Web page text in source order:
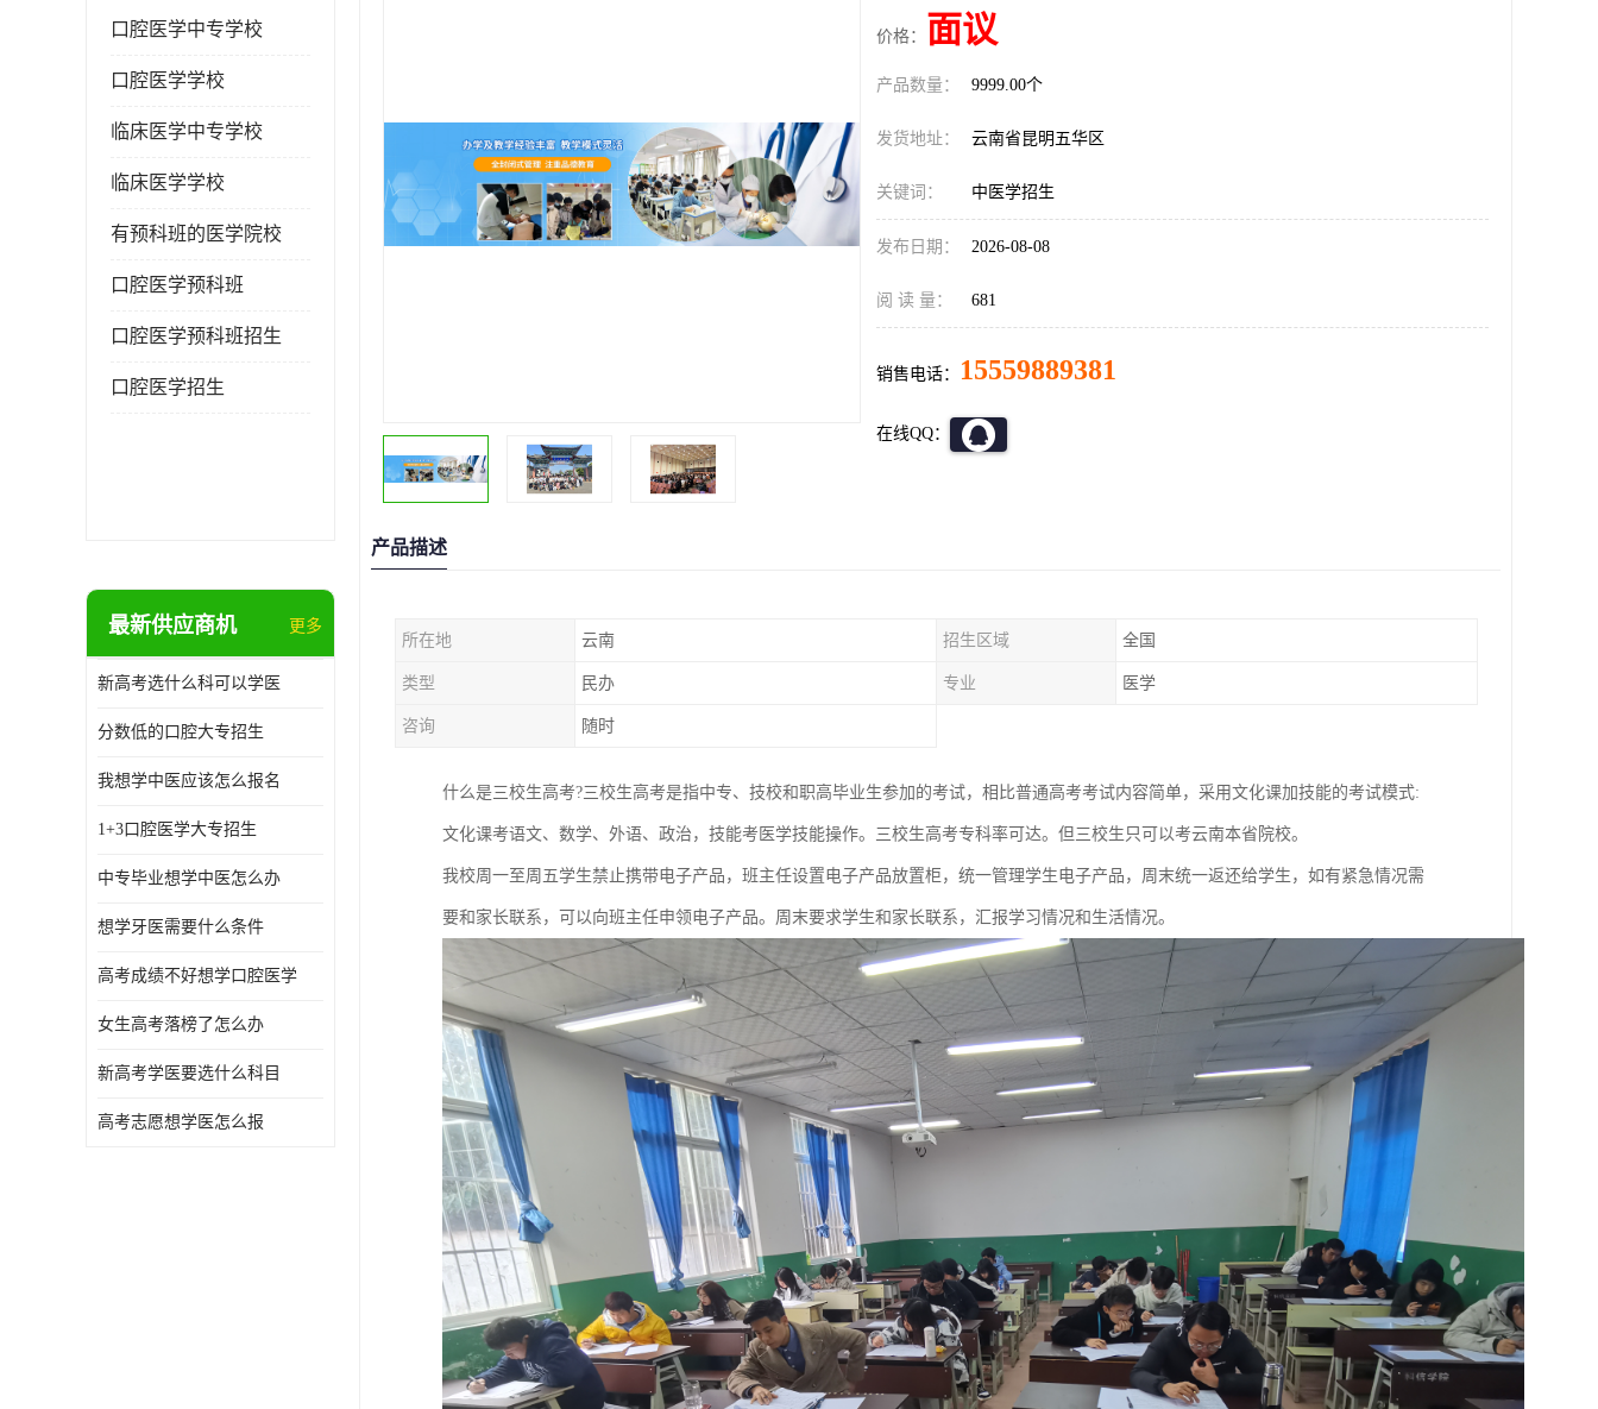
口腔医学中专学校
口腔医学学校
临床医学中专学校
临床医学学校
有预科班的医学院校
口腔医学预科班
口腔医学预科班招生
口腔医学招生
最新供应商机 更多
新高考选什么科可以学医
分数低的口腔大专招生
我想学中医应该怎么报名
1+3口腔医学大专招生
中专毕业想学中医怎么办
想学牙医需要什么条件
高考成绩不好想学口腔医学
女生高考落榜了怎么办
新高考学医要选什么科目
高考志愿想学医怎么报
价格： 面议
产品数量： 9999.00个
发货地址： 云南省昆明五华区
关键词： 中医学招生
发布日期： 2026-08-08
阅 读 量： 681
销售电话： 15559889381
在线QQ：
产品描述
所在地 云南 招生区域 全国
类型 民办 专业 医学
咨询 随时
什么是三校生高考?三校生高考是指中专、技校和职高毕业生参加的考试，相比普通高考考试内容简单，采用文化课加技能的考试模式:
文化课考语文、数学、外语、政治，技能考医学技能操作。三校生高考专科率可达。但三校生只可以考云南本省院校。
我校周一至周五学生禁止携带电子产品，班主任设置电子产品放置柜，统一管理学生电子产品，周末统一返还给学生，如有紧急情况需
要和家长联系，可以向班主任申领电子产品。周末要求学生和家长联系，汇报学习情况和生活情况。